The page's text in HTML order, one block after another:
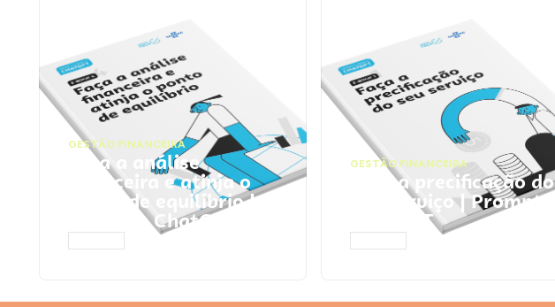
GESTÃO FINANCEIRA
Faça a análise
financeira e atinja o
ponto de equilíbrio |
Prompts ChatGPT
GESTÃO FINANCEIRA
Faça a precificação do
seu serviço | Prompts
ChatGPT